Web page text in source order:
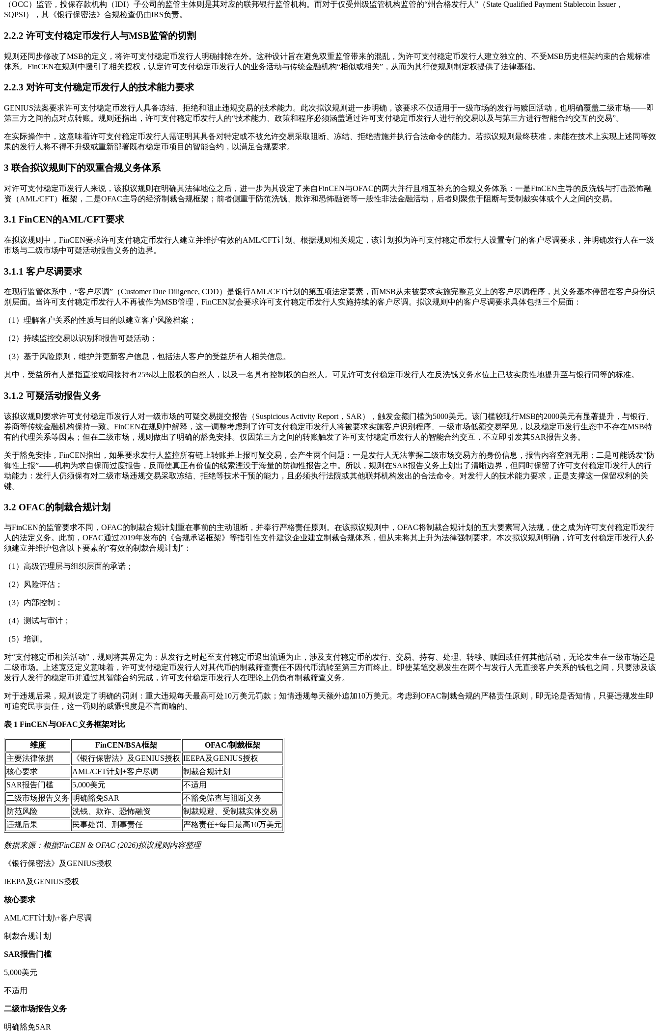
（OCC）监管，投保存款机构（IDI）子公司的监管主体则是其对应的联邦银行监管机构。而对于仅受州级监管机构监管的“州合格发行人”（State Qualified Payment Stablecoin Issuer，
SQPSI），其《银行保密法》合规检查仍由IRS负责。
2.2.2 许可支付稳定币发行人与MSB监管的切割
规则还同步修改了MSB的定义，将许可支付稳定币发行人明确排除在外。这种设计旨在避免双重监管带来的混乱，为许可支付稳定币发行人建立独立的、不受MSB历史框架约束的合规标准
体系。FinCEN在规则中援引了相关授权，认定许可支付稳定币发行人的业务活动与传统金融机构“相似或相关”，从而为其行使规则制定权提供了法律基础。
2.2.3 对许可支付稳定币发行人的技术能力要求
GENIUS法案要求许可支付稳定币发行人具备冻结、拒绝和阻止违规交易的技术能力。此次拟议规则进一步明确，该要求不仅适用于一级市场的发行与赎回活动，也明确覆盖二级市场——即
第三方之间的点对点转账。规则还指出，许可支付稳定币发行人的“技术能力、政策和程序必须涵盖通过许可支付稳定币发行人进行的交易以及与第三方进行智能合约交互的交易”。
在实际操作中，这意味着许可支付稳定币发行人需证明其具备对特定或不被允许交易采取阻断、冻结、拒绝措施并执行合法命令的能力。若拟议规则最终获准，未能在技术上实现上述同等效
果的发行人将不得不升级或重新部署既有稳定币项目的智能合约，以满足合规要求。
3 联合拟议规则下的双重合规义务体系
对许可支付稳定币发行人来说，该拟议规则在明确其法律地位之后，进一步为其设定了来自FinCEN与OFAC的两大并行且相互补充的合规义务体系：一是FinCEN主导的反洗钱与打击恐怖融
资（AML/CFT）框架，二是OFAC主导的经济制裁合规框架；前者侧重于防范洗钱、欺诈和恐怖融资等一般性非法金融活动，后者则聚焦于阻断与受制裁实体或个人之间的交易。
3.1 FinCEN的AML/CFT要求
在拟议规则中，FinCEN要求许可支付稳定币发行人建立并维护有效的AML/CFT计划。根据规则相关规定，该计划拟为许可支付稳定币发行人设置专门的客户尽调要求，并明确发行人在一级
市场与二级市场中可疑活动报告义务的边界。
3.1.1 客户尽调要求
在现行监管体系中，“客户尽调”（Customer Due Diligence, CDD）是银行AML/CFT计划的第五项法定要素，而MSB从未被要求实施完整意义上的客户尽调程序，其义务基本停留在客户身份识
别层面。当许可支付稳定币发行人不再被作为MSB管理，FinCEN就会要求许可支付稳定币发行人实施持续的客户尽调。拟议规则中的客户尽调要求具体包括三个层面：
（1）理解客户关系的性质与目的以建立客户风险档案；
（2）持续监控交易以识别和报告可疑活动；
（3）基于风险原则，维护并更新客户信息，包括法人客户的受益所有人相关信息。
其中，受益所有人是指直接或间接持有25%以上股权的自然人，以及一名具有控制权的自然人。可见许可支付稳定币发行人在反洗钱义务水位上已被实质性地提升至与银行同等的标准。
3.1.2 可疑活动报告义务
该拟议规则要求许可支付稳定币发行人对一级市场的可疑交易提交报告（Suspicious Activity Report，SAR），触发金额门槛为5000美元。该门槛较现行MSB的2000美元有显著提升，与银行、
券商等传统金融机构保持一致。FinCEN在规则中解释，这一调整考虑到了许可支付稳定币发行人将被要求实施客户识别程序、一级市场低额交易罕见，以及稳定币发行生态中不存在MSB特
有的代理关系等因素；但在二级市场，规则做出了明确的豁免安排。仅因第三方之间的转账触发了许可支付稳定币发行人的智能合约交互，不立即引发其SAR报告义务。
关于豁免安排，FinCEN指出，如果要求发行人监控所有链上转账并上报可疑交易，会产生两个问题：一是发行人无法掌握二级市场交易方的身份信息，报告内容空洞无用；二是可能诱发“防
御性上报”——机构为求自保而过度报告，反而使真正有价值的线索湮没于海量的防御性报告之中。所以，规则在SAR报告义务上划出了清晰边界，但同时保留了许可支付稳定币发行人的行
动能力：发行人仍须保有对二级市场违规交易采取冻结、拒绝等技术干预的能力，且必须执行法院或其他联邦机构发出的合法命令。对发行人的技术能力要求，正是支撑这一保留权利的关
键。
3.2 OFAC的制裁合规计划
与FinCEN的监管要求不同，OFAC的制裁合规计划重在事前的主动阻断，并奉行严格责任原则。在该拟议规则中，OFAC将制裁合规计划的五大要素写入法规，使之成为许可支付稳定币发行
人的法定义务。此前，OFAC通过2019年发布的《合规承诺框架》等指引性文件建议企业建立制裁合规体系，但从未将其上升为法律强制要求。本次拟议规则明确，许可支付稳定币发行人必
须建立并维护包含以下要素的“有效的制裁合规计划”：
（1）高级管理层与组织层面的承诺；
（2）风险评估；
（3）内部控制；
（4）测试与审计；
（5）培训。
对“支付稳定币相关活动”，规则将其界定为：从发行之时起至支付稳定币退出流通为止，涉及支付稳定币的发行、交易、持有、处理、转移、赎回或任何其他活动，无论发生在一级市场还是
二级市场。上述宽泛定义意味着，许可支付稳定币发行人对其代币的制裁筛查责任不因代币流转至第三方而终止。即使某笔交易发生在两个与发行人无直接客户关系的钱包之间，只要涉及该
发行人发行的稳定币并通过其智能合约完成，许可支付稳定币发行人在理论上仍负有制裁筛查义务。
对于违规后果，规则设定了明确的罚则：重大违规每天最高可处10万美元罚款；知情违规每天额外追加10万美元。考虑到OFAC制裁合规的严格责任原则，即无论是否知情，只要违规发生即
可追究民事责任，这一罚则的威慑强度是不言而喻的。
表 1 FinCEN与OFAC义务框架对比
维度 FinCEN/BSA框架
OFAC/制裁框架
主要法律依据
《银行保密法》及GENIUS授权 IEEPA及GENIUS授权
核心要求
AML/CFT计划+客户尽调
制裁合规计划
SAR报告门槛
5,000美元
不适用
二级市场报告义务 明确豁免SAR
不豁免筛查与阻断义务
防范风险
洗钱、欺诈、恐怖融资
制裁规避、受制裁实体交易
违规后果
民事处罚、刑事责任 严格责任+每日最高10万美元
数据来源：根据FinCEN & OFAC (2026)拟议规则内容整理
《银行保密法》及GENIUS授权
IEEPA及GENIUS授权
核心要求
AML/CFT计划\+客户尽调
制裁合规计划
SAR报告门槛
5,000美元
不适用
二级市场报告义务
明确豁免SAR